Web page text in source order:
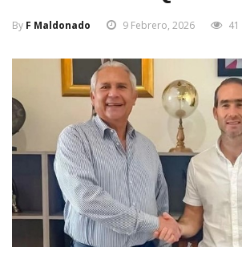
By F Maldonado 9 Febrero, 2026 41